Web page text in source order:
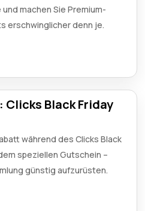
machen Sie Premium-
erschwinglicher denn je.
Clicks Black Friday
während des Clicks Black
speziellen Gutschein –
günstig aufzurüsten.